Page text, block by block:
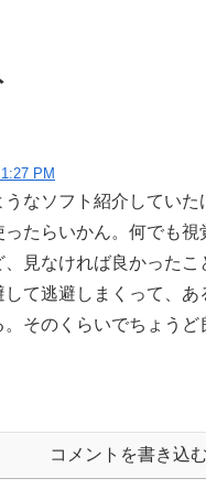
PM
なソフト紹介していた
ったらいかん。何でも視
見なければ良かったこ
て逃避しまくって、あ
そのくらいでちょうど
コメントを書き込む